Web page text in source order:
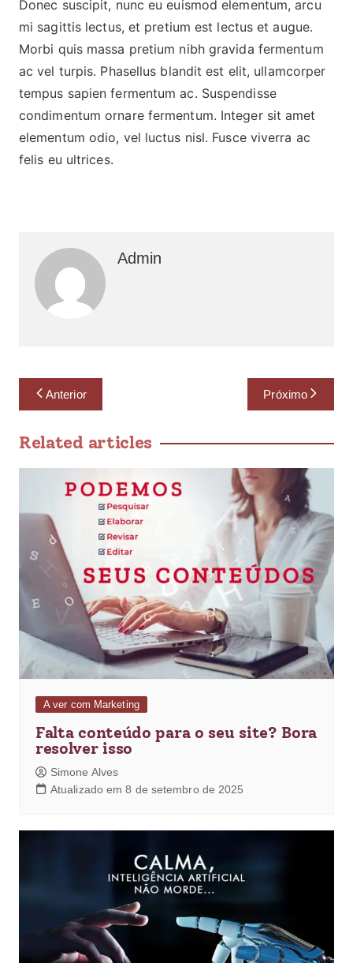
Donec suscipit, nunc eu euismod elementum, arcu
mi sagittis lectus, et pretium est lectus et augue.
Morbi quis massa pretium nibh gravida fermentum
ac vel turpis. Phasellus blandit est elit, ullamcorper
tempus sapien fermentum ac. Suspendisse
condimentum ornare fermentum. Integer sit amet
elementum odio, vel luctus nisl. Fusce viverra ac
felis eu ultrices.
Admin
Anterior Próximo
Related articles
A ver com Marketing
Falta conteúdo para o seu site? Bora
resolver isso
Simone Alves
Atualizado em 8 de setembro de 2025